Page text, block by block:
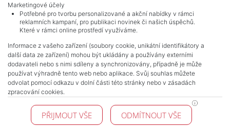
NAVIGACE
Terms and conditions
Protection of personal data
Real estate's
Contact
Cookie processing
KONTAKT
Pražské reality
Marketingové účely
Potřebné pro tvorbu personalizované a akční nabídky v rámci
reklamních kampaní, pro publikaci novinek či našich úspěchů.
Které v rámci online prostředí využíváme.
Informace z vašeho zařízení (soubory cookie, unikátní identifikátory a
další data ze zařízení) mohou být ukládány a používány externími
dodavateli nebo s nimi sdíleny a synchronizovány, případně je může
používat výhradně tento web nebo aplikace. Svůj souhlas můžete
odvolat pomocí odkazu v dolní části této stránky nebo v zásadách
zpracování cookies.
PŘIJMOUT VŠE ODMÍTNOUT VŠE